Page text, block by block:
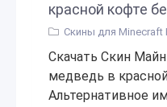
красной кофте
Скины для Minecraft
Скачать Скин
медведь в
Альтернативное